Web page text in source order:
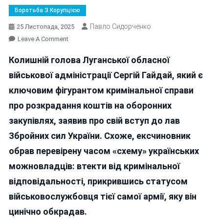
Боротьба З Корупцією
25 Листопада, 2025 Павло Сидорченко
Leave A CommentOn
Вирішив
Сховатись
Слідства
Та
Війську,
Яке
Колишній голова Луганської обласної
військової адміністрації Сергій Гайдай, який є
ключовим фігурантом кримінальної справи
про розкрадання коштів на оборонних
закупівлях, заявив про свій вступ до лав
Збройних сил України. Схоже, ексчиновник
обрав перевірену часом «схему» українських
можновладців: втекти від кримінальної
відповідальності, прикрившись статусом
військовослужбовця тієї самої армії, яку він
цинічно обкрадав.